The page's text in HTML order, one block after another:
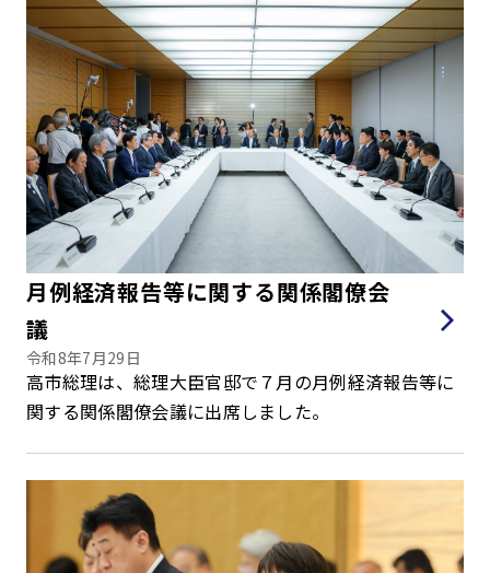
月例経済報告等に関する関係閣僚会
議
令和8年7月29日
高市総理は、総理大臣官邸で７月の月例経済報告等に
関する関係閣僚会議に出席しました。